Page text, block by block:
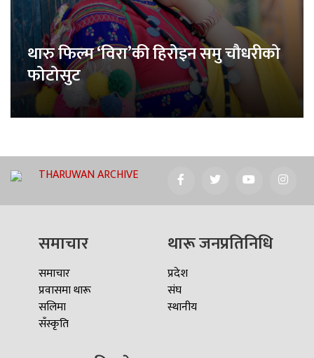
थारु फिल्म ‘विरा’की हिरोइन समु चौधरीको
फोटोसुट
THARUWAN ARCHIVE
समाचार
समाचार
प्रवासमा थारू
सलिमा
सँस्कृति
थारू जनप्रतिनिधि
प्रदेश
संघ
स्थानीय